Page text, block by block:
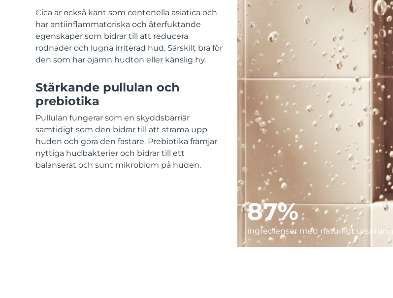
Cica är också känt som centenella asiatica och
har antiinflammatoriska och återfuktande
egenskaper som bidrar till att reducera
rodnader och lugna irriterad hud. Särskilt bra för
den som har ojämn hudton eller känslig hy.
Stärkande pullulan och
prebiotika
Pullulan fungerar som en skyddsbarriär
samtidigt som den bidrar till att strama upp
huden och göra den fastare. Prebiotika främjar
nyttiga hudbakterier och bidrar till ett
balanserat och sunt mikrobiom på huden.
87%
ingredienser med naturligt ursprung
KIWI™-hudvård
Advanced pore care essentials
Serum
For healthy hair
issa™ Teeth Whitening Gel
18% PAP
Kosmetika
Man
Handla allt
FOREO APP
OM FOREO